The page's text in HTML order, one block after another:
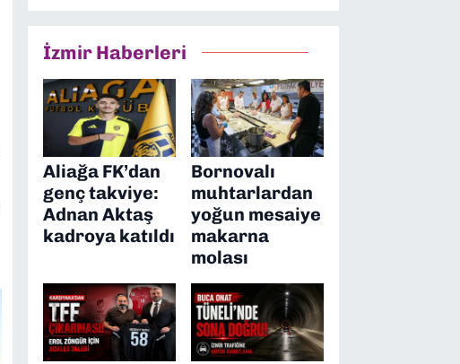
İzmir Haberleri
Aliağa FK’dan
genç takviye:
Adnan Aktaş
kadroya katıldı
Bornovalı
muhtarlardan
yoğun mesaiye
makarna
molası